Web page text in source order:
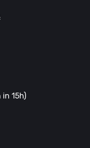
15h)